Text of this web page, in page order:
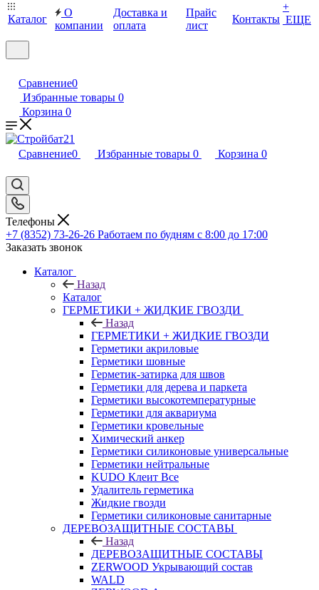
Каталог
О
компании
Доставка и
оплата
Прайс
лист
Контакты
+
ЕЩЕ
Сравнение0
Избранные товары 0
Корзина 0
Сравнение0 Избранные товары 0 Корзина 0
Телефоны
+7 (8352) 73-26-26 Работаем по будням с 8:00 до 17:00
Заказать звонок
Каталог
Назад
Каталог
ГЕРМЕТИКИ + ЖИДКИЕ ГВОЗДИ
Назад
ГЕРМЕТИКИ + ЖИДКИЕ ГВОЗДИ
Герметики акриловые
Герметики шовные
Герметик-затирка для швов
Герметики для дерева и паркета
Герметики высокотемпературные
Герметики для аквариума
Герметики кровельные
Химический анкер
Герметики силиконовые универсальные
Герметики нейтральные
KUDO Клеит Все
Удалитель герметика
Жидкие гвозди
Герметики силиконовые санитарные
ДЕРЕВОЗАЩИТНЫЕ СОСТАВЫ
Назад
ДЕРЕВОЗАЩИТНЫЕ СОСТАВЫ
ZERWOOD Укрывающий состав
WALD